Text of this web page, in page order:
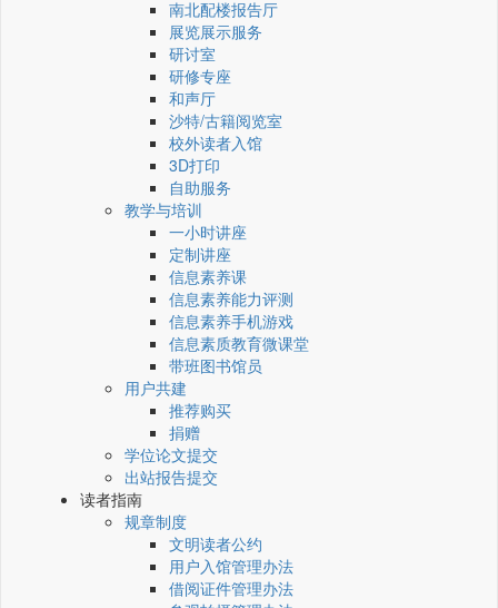
南北配楼报告厅
展览展示服务
研讨室
研修专座
和声厅
沙特/古籍阅览室
校外读者入馆
3D打印
自助服务
教学与培训
一小时讲座
定制讲座
信息素养课
信息素养能力评测
信息素养手机游戏
信息素质教育微课堂
带班图书馆员
用户共建
推荐购买
捐赠
学位论文提交
出站报告提交
读者指南
规章制度
文明读者公约
用户入馆管理办法
借阅证件管理办法